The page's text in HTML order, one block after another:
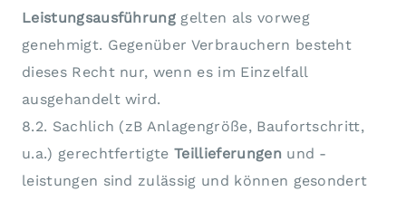
Leistungsausführung gelten als vorweg
genehmigt. Gegenüber Verbrauchern besteht
dieses Recht nur, wenn es im Einzelfall
ausgehandelt wird.
8.2. Sachlich (zB Anlagengröße, Baufortschritt,
u.a.) gerechtfertigte Teillieferungen und -
leistungen sind zulässig und können gesondert